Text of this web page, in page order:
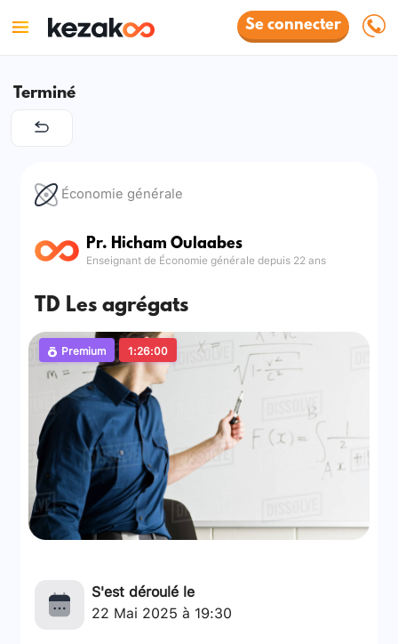
Se connecter
Terminé
Économie générale
Pr. Hicham Oulaabes
Enseignant de Économie générale depuis 22 ans
TD Les agrégats
Premium 1:26:00
S'est déroulé le
22 Mai 2025 à 19:30